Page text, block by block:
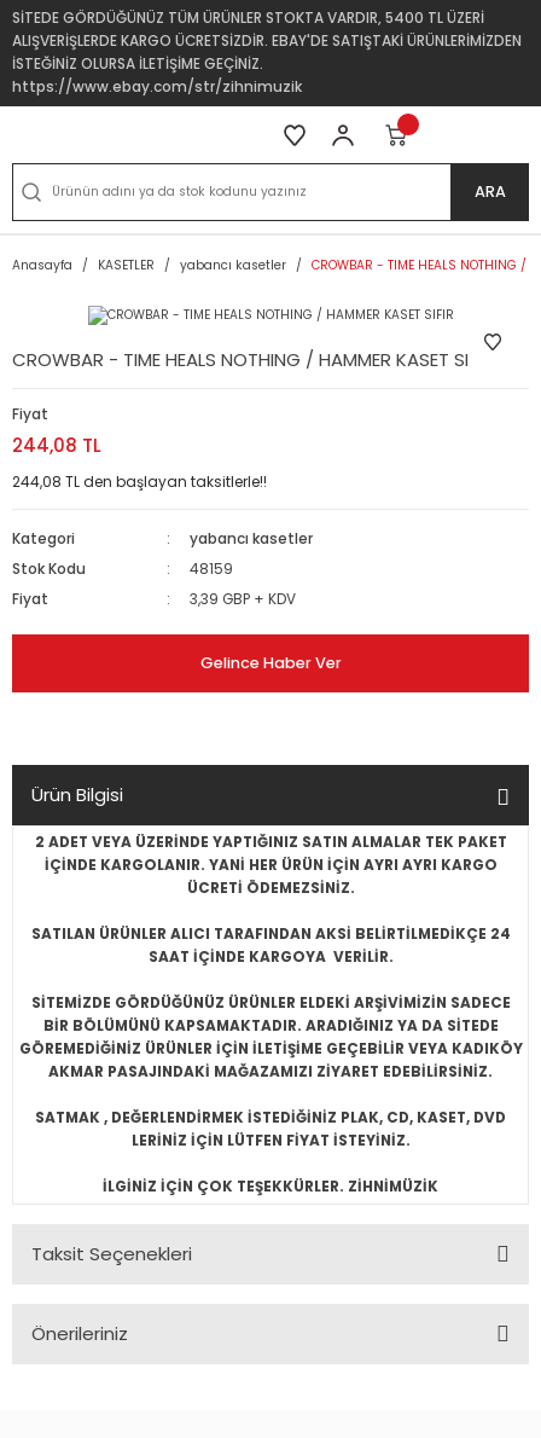
SİTEDE GÖRDÜĞÜNÜZ TÜM ÜRÜNLER STOKTA VARDIR, 5400 TL ÜZERİ
ALIŞVERİŞLERDE KARGO ÜCRETSİZDİR. EBAY'DE SATIŞTAKİ ÜRÜNLERİMİZDEN
İSTEĞİNİZ OLURSA İLETİŞİME GEÇİNİZ.
https://www.ebay.com/str/zihnimuzik
ARA
Anasayfa KASETLER yabancı kasetler CROWBAR - TIME HEALS NOTHING /
CROWBAR - TIME HEALS NOTHING / HAMMER KASET SIFIR
Fiyat
244,08 TL
244,08 TL den başlayan taksitlerle!!
Kategori
yabancı kasetler
Stok Kodu
48159
Fiyat
3,39 GBP + KDV
Gelince Haber Ver
Ürün Bilgisi
2 ADET VEYA ÜZERİNDE YAPTIĞINIZ SATIN ALMALAR TEK PAKET
İÇİNDE KARGOLANIR. YANİ HER ÜRÜN İÇİN AYRI AYRI KARGO
ÜCRETİ ÖDEMEZSİNİZ.
SATILAN ÜRÜNLER ALICI TARAFINDAN AKSİ BELİRTİLMEDİKÇE 24
SAAT İÇİNDE KARGOYA VERİLİR.
SİTEMİZDE GÖRDÜĞÜNÜZ ÜRÜNLER ELDEKİ ARŞİVİMİZİN SADECE
BİR BÖLÜMÜNÜ KAPSAMAKTADIR. ARADIĞINIZ YA DA SİTEDE
GÖREMEDİĞİNİZ ÜRÜNLER İÇİN İLETİŞİME GEÇEBİLİR VEYA KADIKÖY
AKMAR PASAJINDAKİ MAĞAZAMIZI ZİYARET EDEBİLİRSİNİZ.
SATMAK , DEĞERLENDİRMEK İSTEDİĞİNİZ PLAK, CD, KASET, DVD
LERİNİZ İÇİN LÜTFEN FİYAT İSTEYİNİZ.
İLGİNİZ İÇİN ÇOK TEŞEKKÜRLER. ZİHNİMÜZİK
Taksit Seçenekleri
Önerileriniz